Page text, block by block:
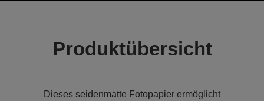
Produktübersicht
Dieses seidenmatte Fotopapier ermöglicht